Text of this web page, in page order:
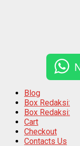
Blog
Box Redaksi:
Box Redaksi:
Cart
Checkout
Contacts Us